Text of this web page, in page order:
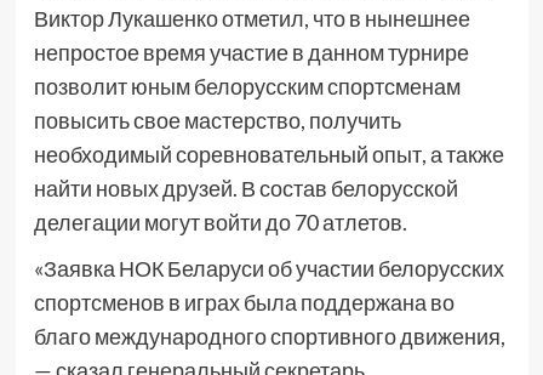
Виктор Лукашенко отметил, что в нынешнее
непростое время участие в данном турнире
позволит юным белорусским спортсменам
повысить свое мастерство, получить
необходимый соревновательный опыт, а также
найти новых друзей. В состав белорусской
делегации могут войти до 70 атлетов.
«Заявка НОК Беларуси об участии белорусских
спортсменов в играх была поддержана во
благо международного спортивного движения,